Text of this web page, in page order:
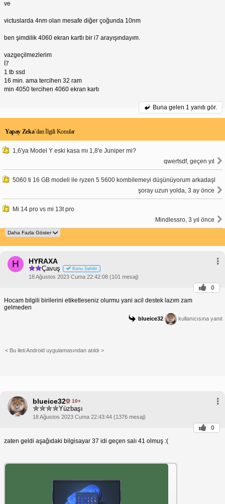
ve
victuslarda 4nm olan mesafe diğer çoğunda 10nm
ben şimdilik 4060 ekran kartlı bir i7 arayışındayım.
vazgeçilmezlerim
İ7
1 tb ssd
16 min. ama tercihen 32 ram
min 4050 tercihen 4060 ekran kartı
Buna gelen 1 yanıtı gör.
Yapay Zeka’dan İlgili Konular
1,6'ya Model Y eski kasa mı 1,8'e Juniper mi?
qwertsdf, geçen yıl
5060 ti 16 GB modeli ile ryzen 5 5600 kombilemeyi düşünüyorum arkadaşl
şoray uzun yolda, 3 ay önce
Mi 14 pro vs mi 13t pro
Mindlessro, 3 yıl önce
H HYRAXA
Çavuş Konu Sahibi
18 Ağustos 2023 Cuma 22:42:08 (101 mesaj)
0
Hocam bilgili birilerini etiketleseniz olurmu yani acil destek lazım zam
gelmeden
blueice32 kullanıcısına yanıt
< Bu ileti Android uygulamasından atıldı >
blueice32 10+
Yüzbaşı
18 Ağustos 2023 Cuma 22:43:44 (1376 mesaj)
0
zaten geldi aşağıdaki bilgisayar 37 idi geçen salı 41 olmuş :(